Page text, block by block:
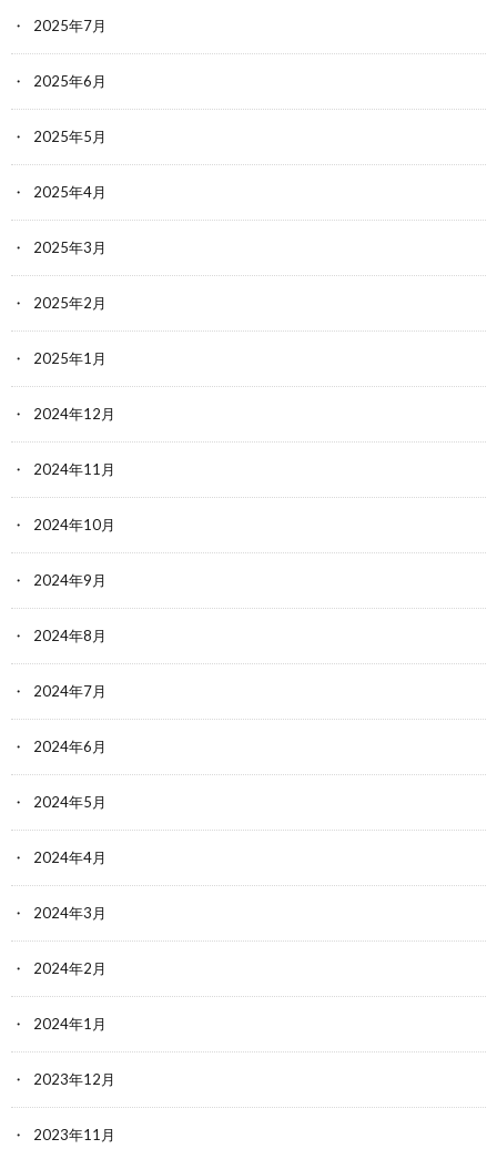
2025年7月
2025年6月
2025年5月
2025年4月
2025年3月
2025年2月
2025年1月
2024年12月
2024年11月
2024年10月
2024年9月
2024年8月
2024年7月
2024年6月
2024年5月
2024年4月
2024年3月
2024年2月
2024年1月
2023年12月
2023年11月